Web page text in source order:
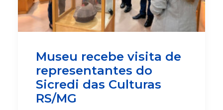
Museu recebe visita de
representantes do
Sicredi das Culturas
RS/MG